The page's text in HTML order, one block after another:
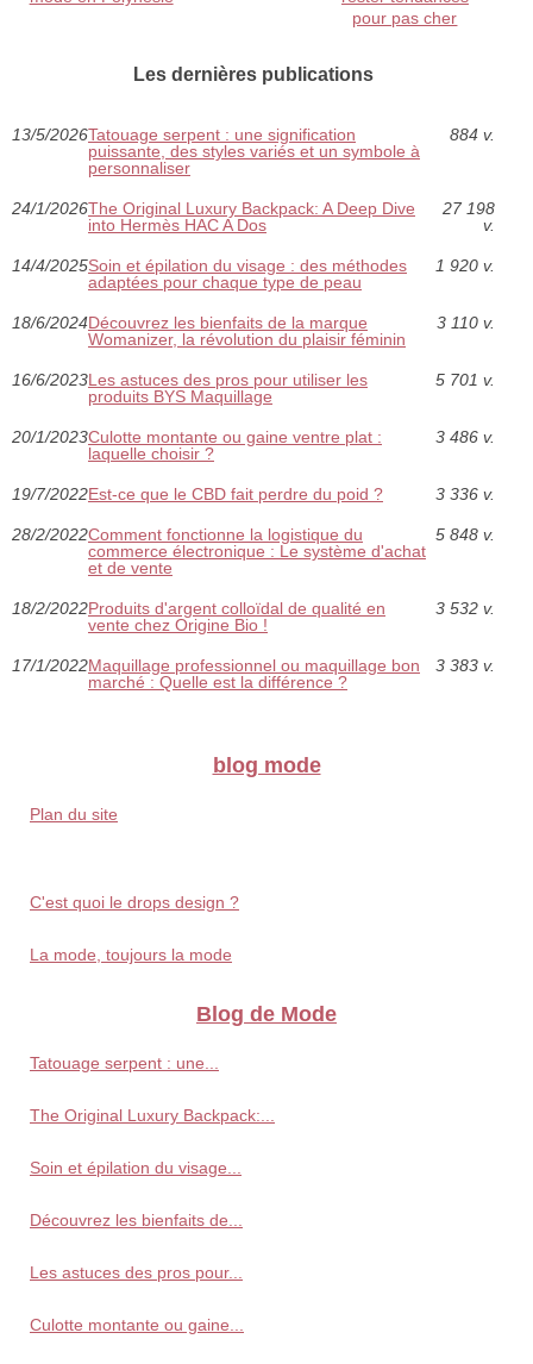
pour pas cher
Les dernières publications
13/5/2026Tatouage serpent : une signification
puissante, des styles variés et un symbole à
personnaliser
884 v.
24/1/2026The Original Luxury Backpack: A Deep Dive
into Hermès HAC A Dos
27 198
v.
14/4/2025Soin et épilation du visage : des méthodes
adaptées pour chaque type de peau
1 920 v.
18/6/2024Découvrez les bienfaits de la marque
Womanizer, la révolution du plaisir féminin
3 110 v.
16/6/2023Les astuces des pros pour utiliser les
produits BYS Maquillage
5 701 v.
20/1/2023Culotte montante ou gaine ventre plat :
laquelle choisir ?
3 486 v.
19/7/2022Est-ce que le CBD fait perdre du poid ? 3 336 v.
28/2/2022Comment fonctionne la logistique du
commerce électronique : Le système d'achat
et de vente
5 848 v.
18/2/2022Produits d'argent colloïdal de qualité en
vente chez Origine Bio !
3 532 v.
17/1/2022Maquillage professionnel ou maquillage bon
marché : Quelle est la différence ?
3 383 v.
blog mode
Plan du site
C'est quoi le drops design ?
La mode, toujours la mode
Blog de Mode
Tatouage serpent : une...
The Original Luxury Backpack:...
Soin et épilation du visage...
Découvrez les bienfaits de...
Les astuces des pros pour...
Culotte montante ou gaine...